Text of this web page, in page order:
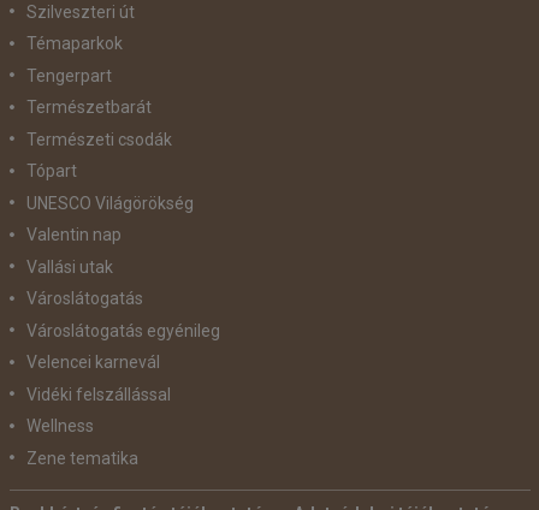
Szilveszteri út
Témaparkok
Tengerpart
Természetbarát
Természeti csodák
Tópart
UNESCO Világörökség
Valentin nap
Vallási utak
Városlátogatás
Városlátogatás egyénileg
Velencei karnevál
Vidéki felszállással
Wellness
Zene tematika